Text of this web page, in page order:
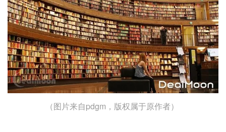
（图片来自pdgm，版权属于原作者）